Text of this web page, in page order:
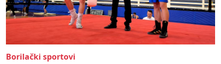
Borilački sportovi